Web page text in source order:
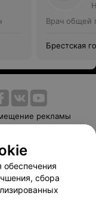
Врач общей
Брестская
рекламы
оплаты
сбора